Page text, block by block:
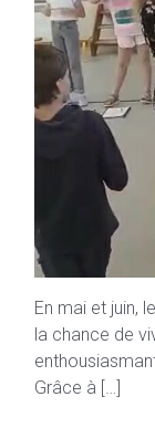
En mai et juin,
la chance de
Grâce à […]